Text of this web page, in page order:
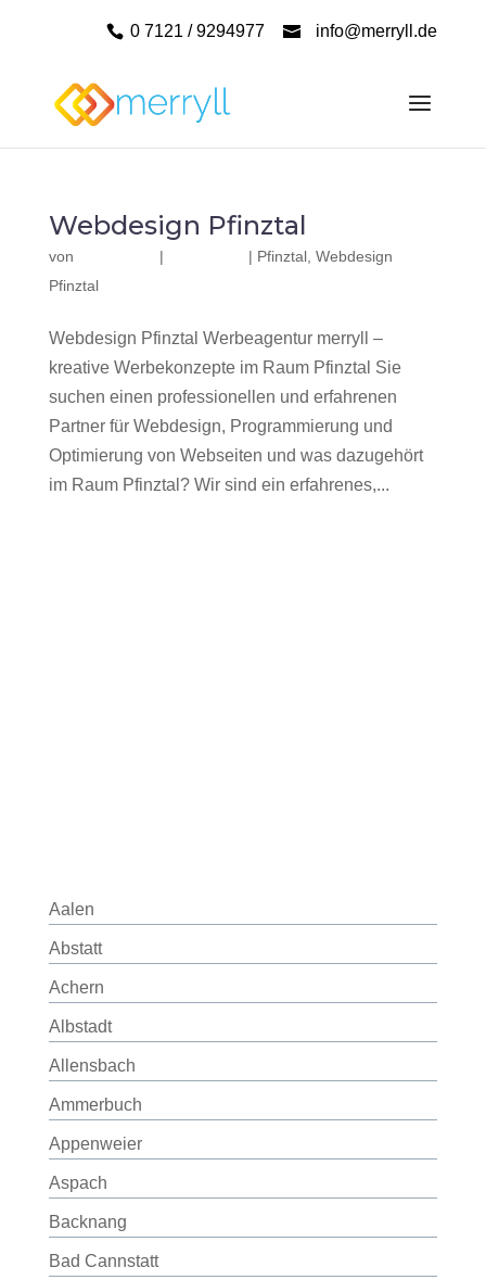
0 7121 / 9294977 info@merryll.de
Webdesign Pfinztal
von | | Pfinztal, Webdesign
Pfinztal
Webdesign Pfinztal Werbeagentur merryll –
kreative Werbekonzepte im Raum Pfinztal Sie
suchen einen professionellen und erfahrenen
Partner für Webdesign, Programmierung und
Optimierung von Webseiten und was dazugehört
im Raum Pfinztal? Wir sind ein erfahrenes,...
Aalen
Abstatt
Achern
Albstadt
Allensbach
Ammerbuch
Appenweier
Aspach
Backnang
Bad Cannstatt